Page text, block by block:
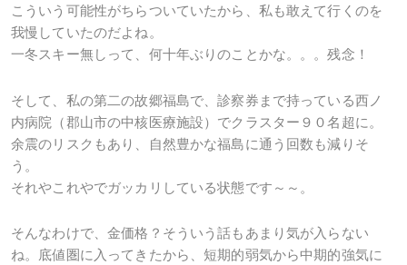
こういう可能性がちらついていたから、私も敢えて行くのを
我慢していたのだよね。
一冬スキー無しって、何十年ぶりのことかな。。。残念！
そして、私の第二の故郷福島で、診察券まで持っている西ノ
内病院（郡山市の中核医療施設）でクラスター９０名超に。
余震のリスクもあり、自然豊かな福島に通う回数も減りそ
う。
それやこれやでガッカリしている状態です～～。
そんなわけで、金価格？そういう話もあまり気が入らない
ね。底値圏に入ってきたから、短期的弱気から中期的強気に